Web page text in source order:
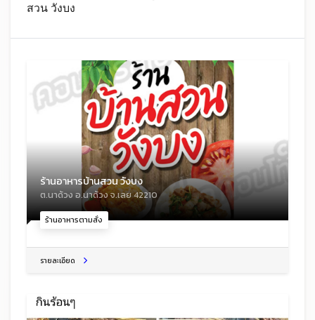
สวน วังบง
ร้านอาหารตามสั่ง
ร้านอาหารบ้านสวน วังบง
ต.นาด้วง อ.นาด้วง จ.เลย 42210
รายละเอียด